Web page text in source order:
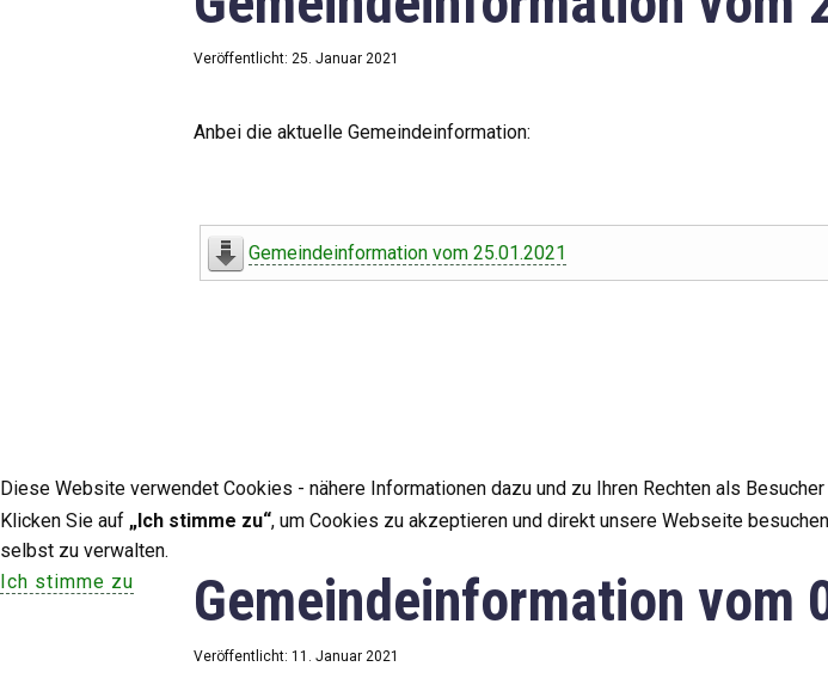
Veröffentlicht: 25. Januar 2021
Anbei die aktuelle Gemeindeinformation:
Gemeindeinformation vom 25.01.2021
Gemeindeinformation vom
Veröffentlicht: 11. Januar 2021
Diese Website verwendet Cookies - nähere Informationen dazu und zu Ihren Rechten als
Klicken Sie auf „Ich stimme zu“, um Cookies zu akzeptieren und direkt unsere Webseite
selbst zu verwalten.
Ich stimme zu